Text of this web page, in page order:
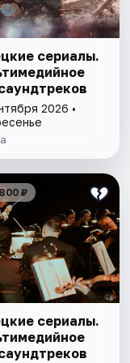
сериалы.
2026 •
₽
сериалы.